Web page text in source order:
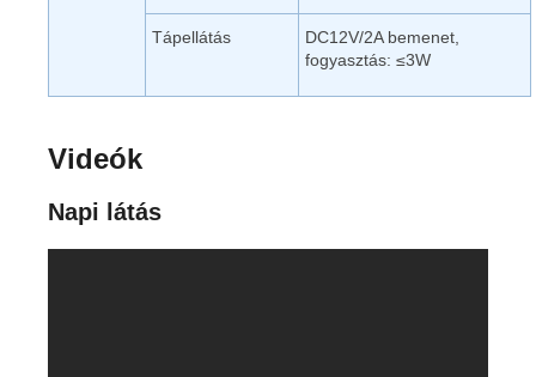
Tápellátás
DC12V/2A bemenet,
fogyasztás: ≤3W
Videók
Napi látás